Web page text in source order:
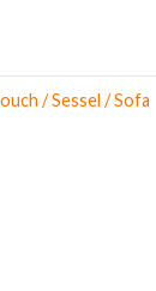
/ Sessel / Sofa